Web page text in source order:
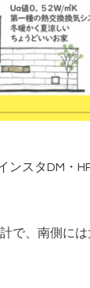
スタDM・
で、南側に